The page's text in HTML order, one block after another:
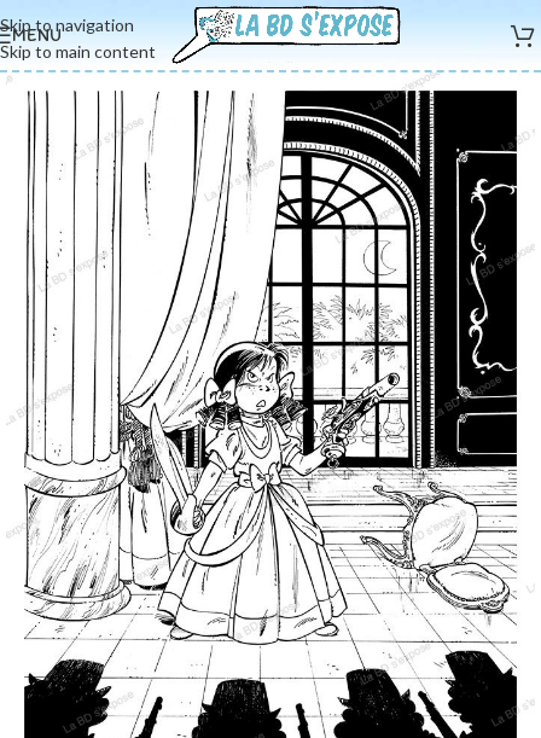
Skip to navigation
Skip to main content
MENU